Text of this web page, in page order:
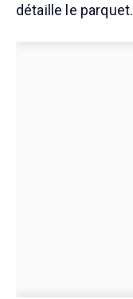
détaille le parquet.